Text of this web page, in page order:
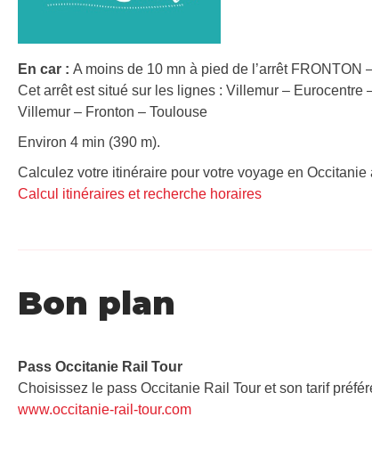
En car : A moins de 10 mn à pied de l’arrêt FRONTON
Cet arrêt est situé sur les lignes : Villemur – Eurocentre
Villemur – Fronton – Toulouse
Environ 4 min (390 m).
Calculez votre itinéraire pour votre voyage en
Calcul itinéraires et recherche horaires
Bon plan
Pass Occitanie Rail Tour​
Choisissez le pass Occitanie Rail Tour et son tarif
www.occitanie-rail-tour.com